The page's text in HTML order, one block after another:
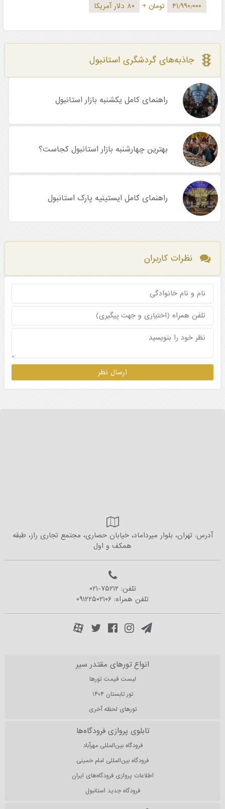
۴۱٫۹۹۰٫۰۰۰ تومان + ۸۰ دلار آمریکا
جاذبه‌های گردشگری استانبول
راهنمای کامل یکشنبه بازار استانبول
بهترین چهارشنبه بازار استانبول کجاست؟
راهنمای کامل ایستینیه پارک استانبول
نظرات کاربران
آدرس: تهران، بلوار میرداماد، خیابان حصاری، مجتمع تجاری راز، طبقه
همکف و اول
تلفن: ۰۲۱-۷۵۲۱۲
تلفن همراه: ۰۹۱۲۲۵۰۲۱۰۶
انواع تورهای مقتدر سیر
لیست قیمت تورها
تور تابستان ۱۴۰۴
تورهای لحظه آخری
تابلوی پروازی فرودگاه‌ها
فرودگاه بین‌المللی مهرآباد
فرودگاه بین‌المللی امام خمینی
اطلاعات پروازی فرودگاه‌های ایران
فرودگاه جدید استانبول